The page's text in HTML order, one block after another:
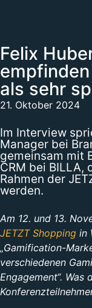
Felix
als sehr
21. Oktober 2024
Im Interview
Manager bei
gemeinsam mit
CRM bei BILLA,
Rahmen der
werden.
Am 12. und 13.
JETZT Shopping in
„Gamification-
verschiedenen
Engagement“. Was